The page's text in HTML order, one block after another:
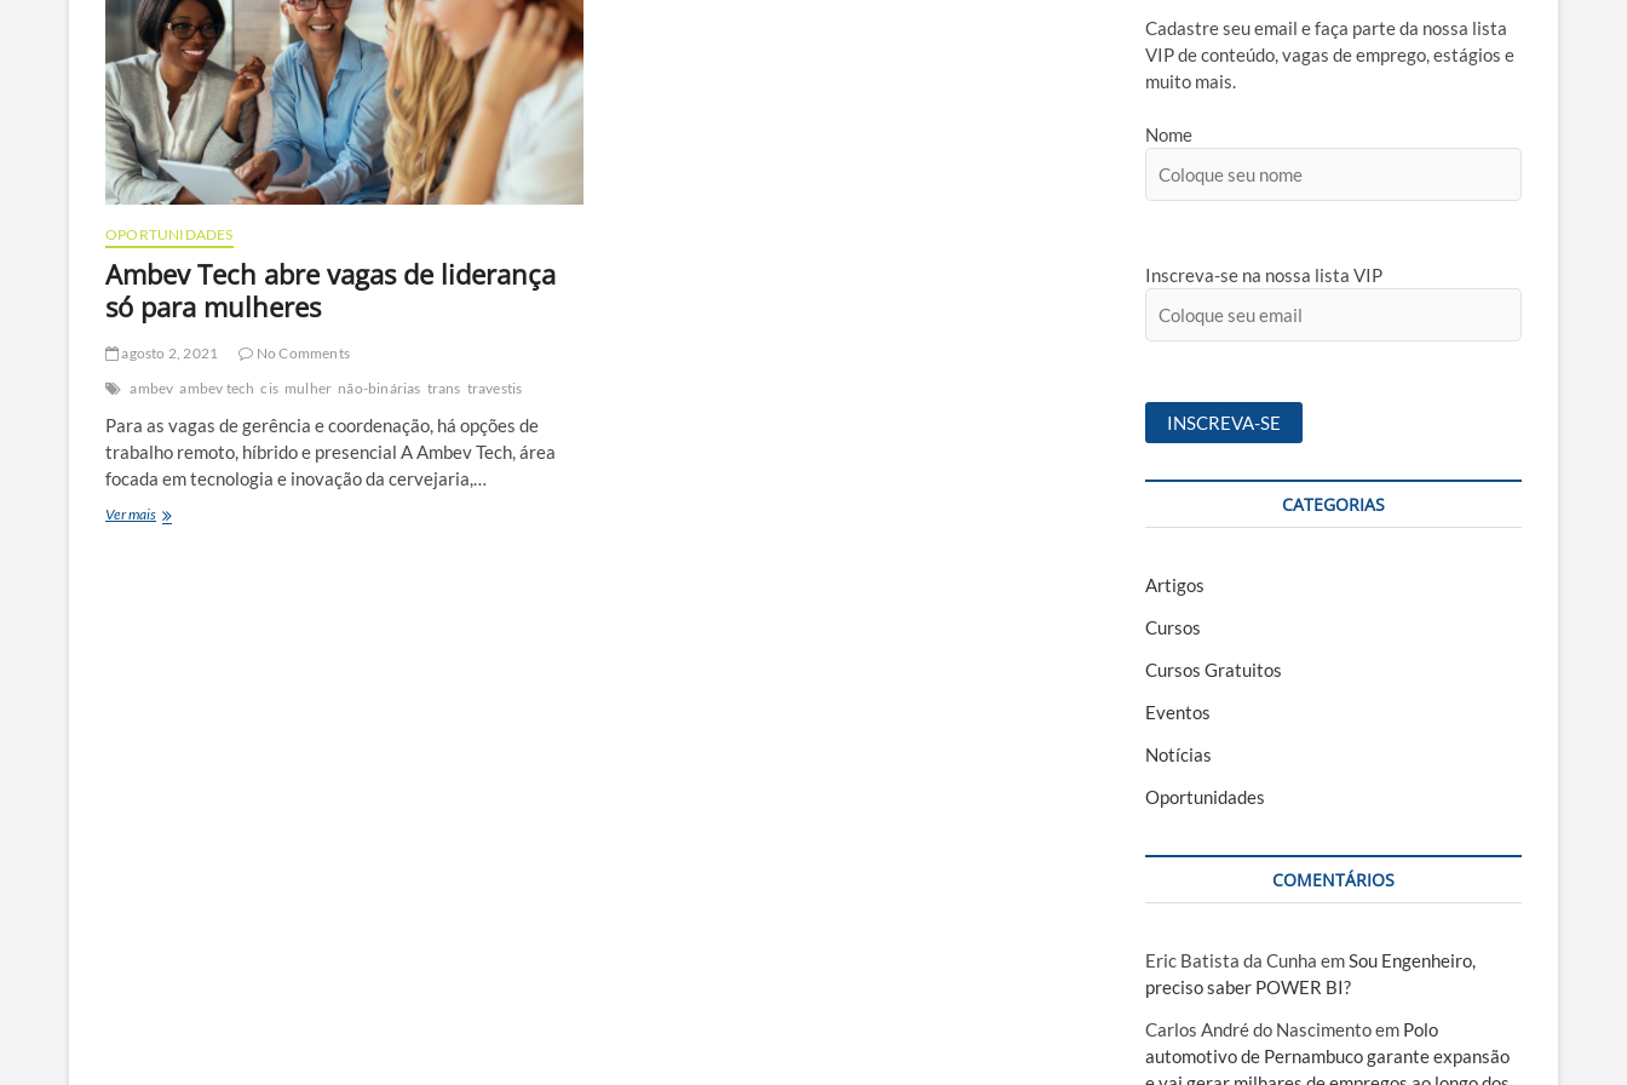
OPORTUNIDADES
Ambev Tech abre vagas de liderança
só para mulheres
agosto 2, 2021
No Comments
ambev ambev tech cis mulher não-binárias trans travestis
Para as vagas de gerência e coordenação, há opções de
trabalho remoto, híbrido e presencial A Ambev Tech, área
focada em tecnologia e inovação da cervejaria,…
Ver maisAmbev
Cadastre seu email e faça parte da nossa lista
VIP de conteúdo, vagas de emprego, estágios e
muito mais.
Nome
Inscreva-se na nossa lista VIP
CATEGORIAS
Artigos
Cursos
Cursos Gratuitos
Eventos
Notícias
Oportunidades
COMENTÁRIOS
Eric Batista da Cunha emSou Engenheiro,
preciso saber POWER BI?
Carlos André do Nascimentoem Polo
automotivo de Pernambuco garante expansão